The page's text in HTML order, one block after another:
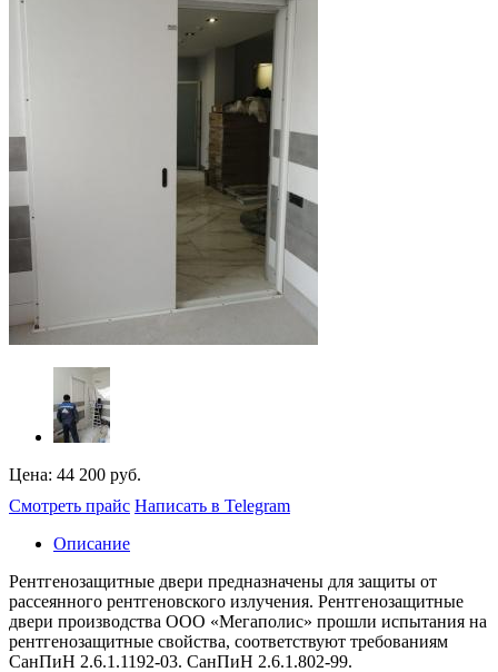
Цена: 44 200 руб.
Смотреть прайс Написать в Telegram
Описание
Рентгенозащитные двери предназначены для защиты от
рассеянного рентгеновского излучения. Рентгенозащитные
двери производства ООО «Мегаполис» прошли испытания на
рентгенозащитные свойства, соответствуют требованиям
СанПиН 2.6.1.1192-03. СанПиН 2.6.1.802-99.